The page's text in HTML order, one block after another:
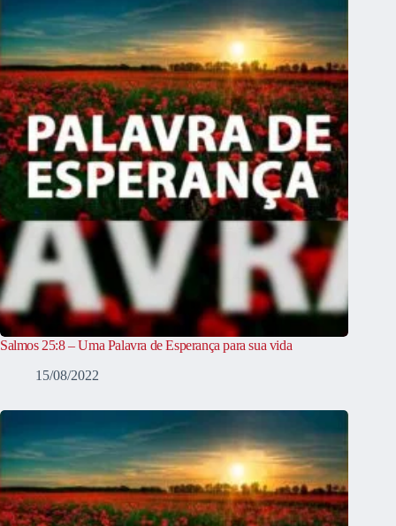
Salmos 25:8 – Uma Palavra de Esperança para sua vida
15/08/2022